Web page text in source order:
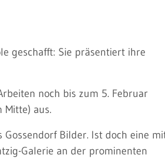
geschafft: Sie präsentiert ihre
noch bis zum 5. Februar
Mitte) aus.
Bilder. Ist doch eine
Galerie an der prominenten